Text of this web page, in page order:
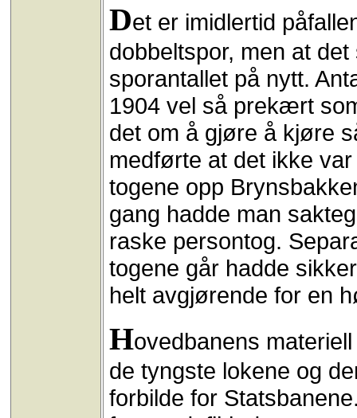
Det er imidlertid
dobbeltspor, men at
sporantallet på nytt.
1904 vel så prekært
det om å gjøre å kjøre
medførte at det ikke
togene opp
gang hadde man
raske persontog.
togene går hadde
helt avgjørende for en
Hovedbanens
de tyngste lokene og
forbilde for